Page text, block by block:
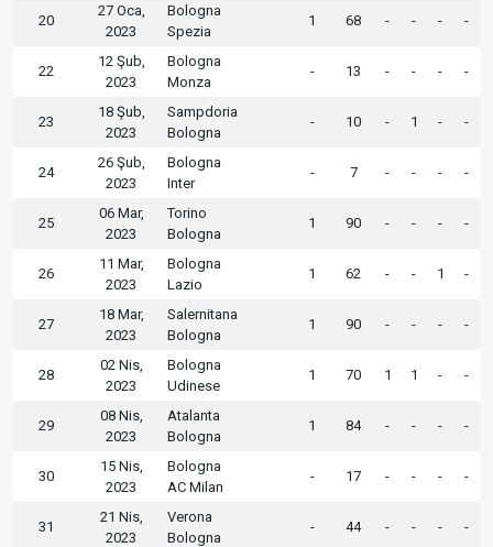
20
27 Oca,
2023
Bologna
Spezia
1 68 - - - -
22
12 Şub,
2023
Bologna
Monza
- 13 - - - -
23
18 Şub,
2023
Sampdoria
Bologna
- 10 - 1 - -
24
26 Şub,
2023
Bologna
Inter
- 7 - - - -
25
06 Mar,
2023
Torino
Bologna
1 90 - - - -
26
11 Mar,
2023
Bologna
Lazio
1 62 - - 1 -
27
18 Mar,
2023
Salernitana
Bologna
1 90 - - - -
28
02 Nis,
2023
Bologna
Udinese
1 70 1 1 - -
29
08 Nis,
2023
Atalanta
Bologna
1 84 - - - -
30
15 Nis,
2023
Bologna
AC Milan
- 17 - - - -
31
21 Nis,
2023
Verona
Bologna
- 44 - - - -